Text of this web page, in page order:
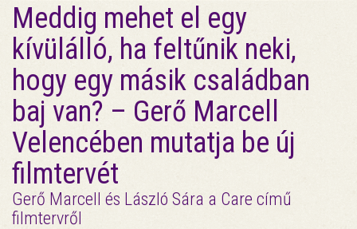
Meddig mehet el egy
kívülálló, ha feltűnik neki,
hogy egy másik családban
baj van? – Gerő Marcell
Velencében mutatja be új
filmtervét
Gerő Marcell és László Sára a Care című
filmtervről